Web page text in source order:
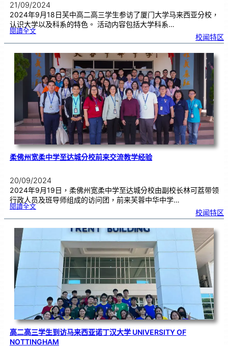
21/09/2024
2024年9月18日芙中高二高三学生参访了厦门大学马来西亚分校，
认识大学以及科系的特色。 活动内容包括大学科系…
閱讀全文:2
2
4
9
月
1
8
日
芙
中
高
二
高
三
学
生
参
访了
厦
门
大
学
马
来
西
亚
分
校
校闻特区
柔佛州宽柔中学至达城分校前来交流教学经验
20/09/2024
2024年9月19日，柔佛州宽柔中学至达城分校由副校长林可荔带领
行政人员及班导师组成的访问团，前来芙蓉中华中学…
閱讀全文:柔
宽
中
学
城
前
学
校闻特区
高二高三学生到访马来西亚诺丁汉大学 UNIVERSITY OF
NOTTINGHAM